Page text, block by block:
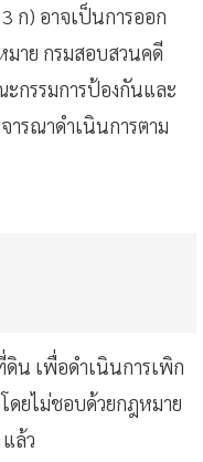
ก) อาจเป็นการออก
าย กรมสอบสวนคดี
กรรมการป้องกันและ
ารณาดำเนินการตาม
ดิน เพื่อดำเนินการเพิก
ยไม่ชอบด้วยกฎหมาย
ล้ว